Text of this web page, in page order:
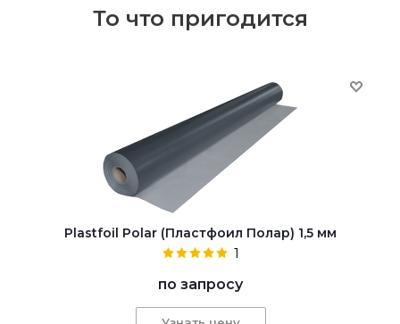
То что пригодится
Plastfoil Polar (Пластфоил Полар) 1,5 мм
1
по запросу